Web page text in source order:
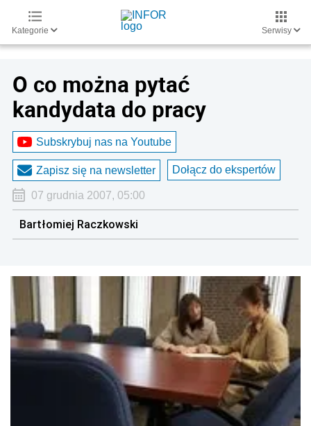
Kategorie Serwisy
O co można pytać
kandydata do pracy
Subskrybuj nas na Youtube
Zapisz się na newsletter Dołącz do ekspertów
07 grudnia 2007, 05:00
Bartłomiej Raczkowski